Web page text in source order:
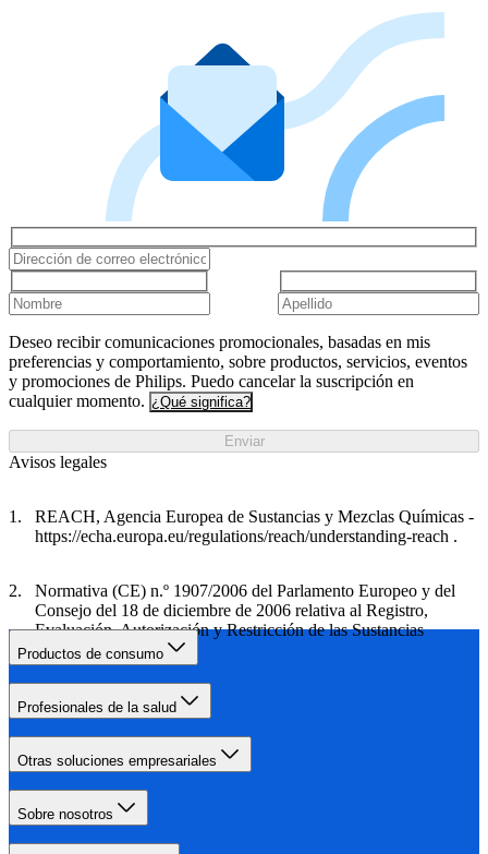
Deseo recibir comunicaciones promocionales, basadas en mis
preferencias y comportamiento, sobre productos, servicios, eventos
y promociones de Philips. Puedo cancelar la suscripción en
cualquier momento. ¿Qué significa?
Enviar
Avisos legales
REACH, Agencia Europea de Sustancias y Mezclas Químicas -
https://echa.europa.eu/regulations/reach/understanding-reach .
Normativa (CE) n.º 1907/2006 del Parlamento Europeo y del
Consejo del 18 de diciembre de 2006 relativa al Registro,
Evaluación, Autorización y Restricción de las Sustancias
Químicas (REACH)
Productos de consumo
Profesionales de la salud
Otras soluciones empresariales
Sobre nosotros